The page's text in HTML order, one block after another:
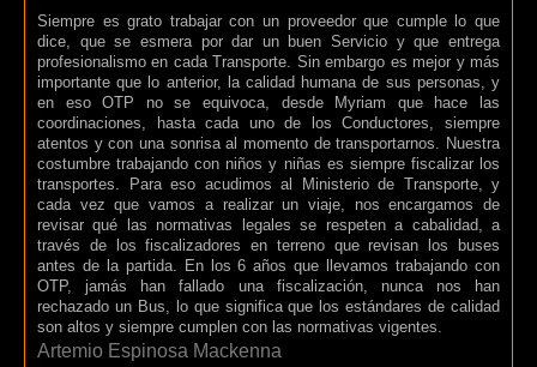
Siempre es grato trabajar con un proveedor que cumple lo que
dice, que se esmera por dar un buen Servicio y que entrega
profesionalismo en cada Transporte. Sin embargo es mejor y más
importante que lo anterior, la calidad humana de sus personas, y
en eso OTP no se equivoca, desde Myriam que hace las
coordinaciones, hasta cada uno de los Conductores, siempre
atentos y con una sonrisa al momento de transportarnos. Nuestra
costumbre trabajando con niños y niñas es siempre fiscalizar los
transportes. Para eso acudimos al Ministerio de Transporte, y
cada vez que vamos a realizar un viaje, nos encargamos de
revisar qué las normativas legales se respeten a cabalidad, a
través de los fiscalizadores en terreno que revisan los buses
antes de la partida. En los 6 años que llevamos trabajando con
OTP, jamás han fallado una fiscalización, nunca nos han
rechazado un Bus, lo que significa que los estándares de calidad
son altos y siempre cumplen con las normativas vigentes.
Artemio Espinosa Mackenna